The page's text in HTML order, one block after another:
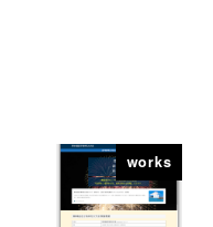
works